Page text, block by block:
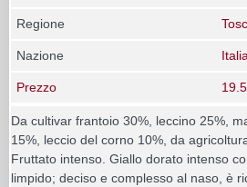
Regione
Nazione Italia
Prezzo
Da cultivar frantoio 30%, leccino 25%,
15%, leccio del corno 10%, da
Fruttato intenso. Giallo dorato intenso
limpido; deciso e complesso al naso, è